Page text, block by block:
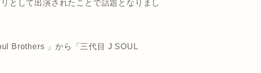
として出演されたことで話題となりまし
Brothers 」から「三代目 J SOUL